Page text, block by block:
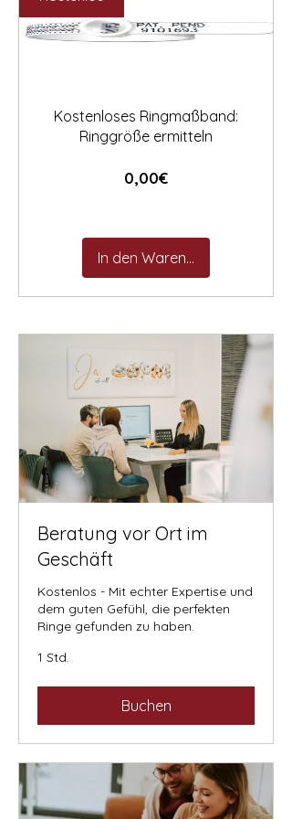
Kostenloses Ringmaßband:
Ringgröße ermitteln
0,00€Preis
In den Warenkorb
Beratung vor Ort im
Geschäft
Kostenlos - Mit echter Expertise und
dem guten Gefühl, die perfekten
Ringe gefunden zu haben.
1 Std.
Buchen